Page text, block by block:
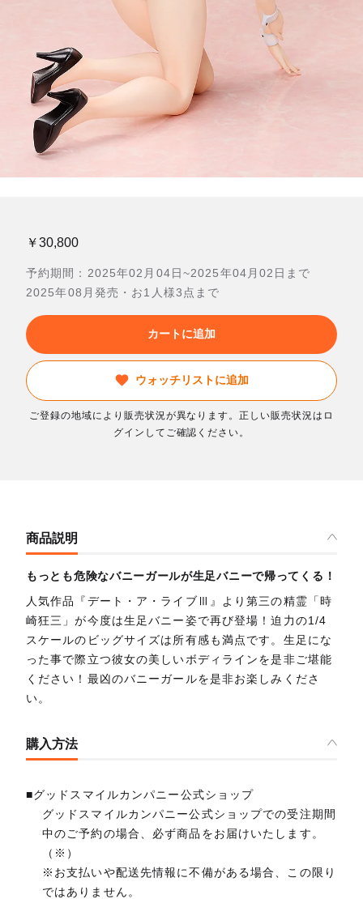
￥30,800
予約期間：2025年02月04日~2025年04月02日まで
2025年08月発売・お1人様3点まで
カートに追加
ウォッチリストに追加
ご登録の地域により販売状況が異なります。正しい販売状況はロ
グインしてご確認ください。
商品説明
もっとも危険なバニーガールが生足バニーで帰ってくる！
人気作品『デート・ア・ライブⅢ』より第三の精霊「時
崎狂三」が今度は生足バニー姿で再び登場！迫力の1/4
スケールのビッグサイズは所有感も満点です。生足にな
った事で際立つ彼女の美しいボディラインを是非ご堪能
ください！最凶のバニーガールを是非お楽しみくださ
い。
購入方法
■グッドスマイルカンパニー公式ショップ
グッドスマイルカンパニー公式ショップでの受注期間
中のご予約の場合、必ず商品をお届けいたします。
（※）
※お支払いや配送先情報に不備がある場合、この限り
ではありません。